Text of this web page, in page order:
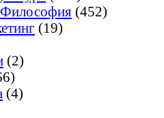
(452)
(19)
(2)
(4)